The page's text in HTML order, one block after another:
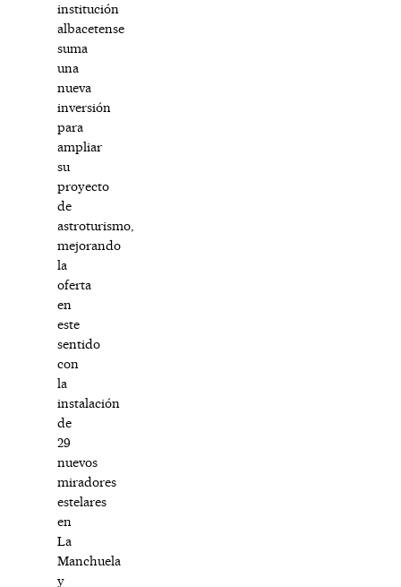
institución
albacetense
suma
una
nueva
inversión
para
ampliar
su
proyecto
de
astroturismo,
mejorando
la
oferta
en
este
sentido
con
la
instalación
de
29
nuevos
miradores
estelares
en
La
Manchuela
y